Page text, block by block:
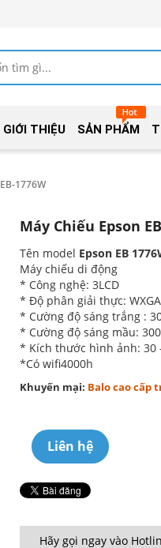
GIỚI THIỆU SẢN PHẨM
1776W
Máy Chiếu Epson
Tên model Epson EB
Máy chiếu di động
* Công nghệ: 3LCD
* Độ phân giải thực: WXGA
* Cường độ sáng trắng :
* Cường độ sáng mầu:
* Kích thước hình ảnh: 30
*Có wifi4000h
Khuyến mại: Balo cao cấp
Liên hệ
Hãy gọi ngay vào